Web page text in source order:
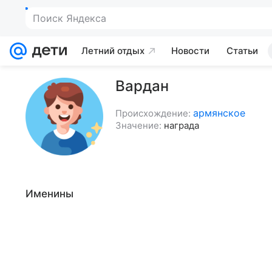
Поиск Яндекса
Летний отдых Новости Статьи
Вардан
Происхождение: армянское
Значение: награда
Именины